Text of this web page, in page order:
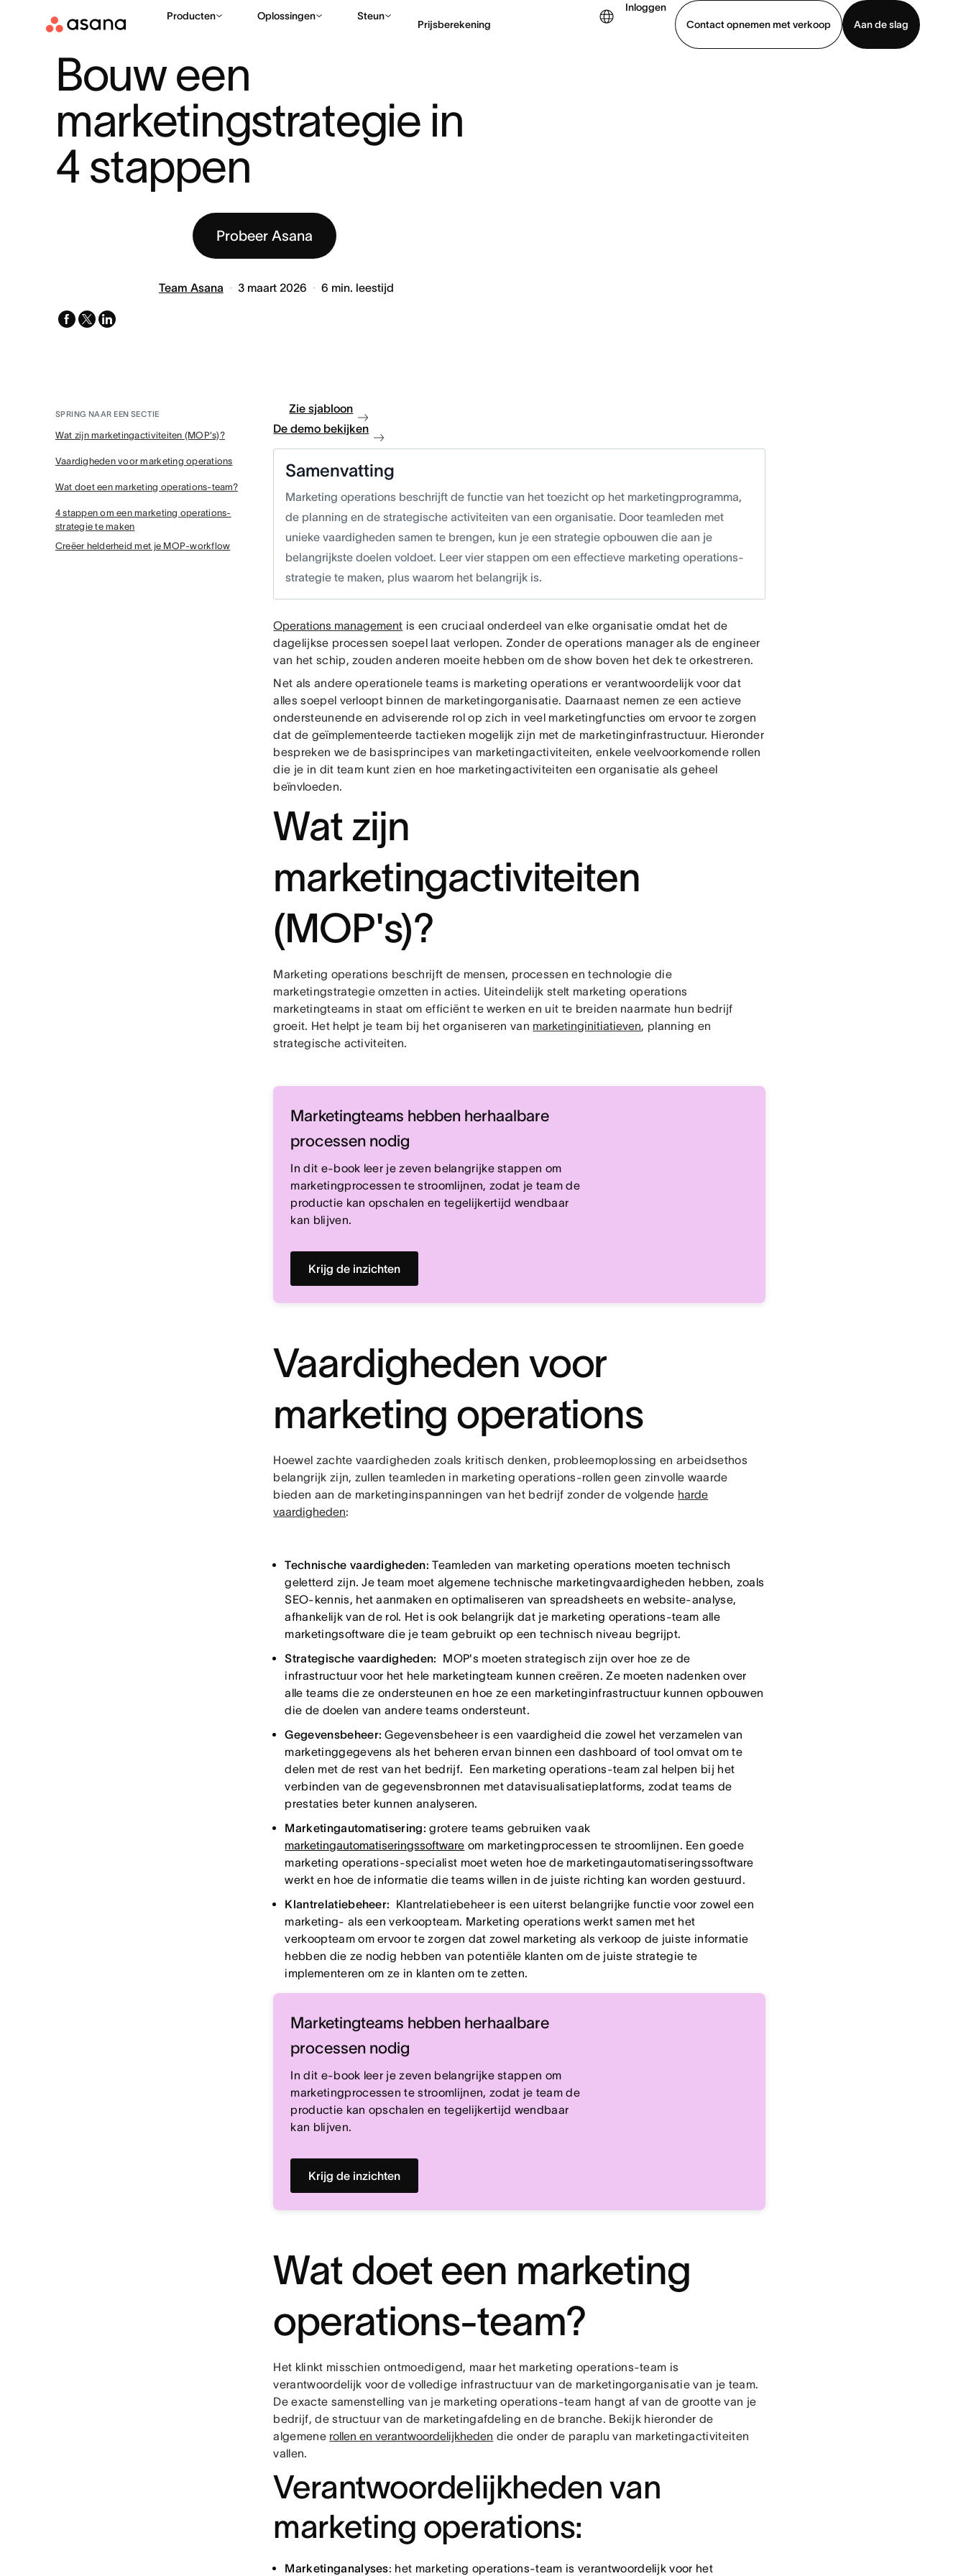
Producten Oplossingen Steun
Prijsberekening
Inloggen
Contact opnemen met verkoop
Aan de slag
Bouw een
marketingstrategie in
4 stappen
Probeer Asana
Team Asana 3 maart 2026 6 min. leestijd
facebook
x-
linkedin
SPRING NAAR EEN SECTIE
Wat zijn marketingactiviteiten (MOP's)?
Vaardigheden voor marketing operations
Wat doet een marketing operations-team?
4 stappen om een marketing operations-
strategie te maken
Creëer helderheid met je MOP-workflow
Zie sjabloon
De demo bekijken
Samenvatting
Marketing operations beschrijft de functie van het toezicht op het marketingprogramma,
de planning en de strategische activiteiten van een organisatie. Door teamleden met
unieke vaardigheden samen te brengen, kun je een strategie opbouwen die aan je
belangrijkste doelen voldoet. Leer vier stappen om een effectieve marketing operations-
strategie te maken, plus waarom het belangrijk is.
Operations management is een cruciaal onderdeel van elke organisatie omdat het de
dagelijkse processen soepel laat verlopen. Zonder de operations manager als de engineer
van het schip, zouden anderen moeite hebben om de show boven het dek te orkestreren.
Net als andere operationele teams is marketing operations er verantwoordelijk voor dat
alles soepel verloopt binnen de marketingorganisatie. Daarnaast nemen ze een actieve
ondersteunende en adviserende rol op zich in veel marketingfuncties om ervoor te zorgen
dat de geïmplementeerde tactieken mogelijk zijn met de marketinginfrastructuur. Hieronder
bespreken we de basisprincipes van marketingactiviteiten, enkele veelvoorkomende rollen
die je in dit team kunt zien en hoe marketingactiviteiten een organisatie als geheel
beïnvloeden.
Wat zijn
marketingactiviteiten
(MOP's)?
Marketing operations beschrijft de mensen, processen en technologie die
marketingstrategie omzetten in acties. Uiteindelijk stelt marketing operations
marketingteams in staat om efficiënt te werken en uit te breiden naarmate hun bedrijf
groeit. Het helpt je team bij het organiseren van marketinginitiatieven, planning en
strategische activiteiten.
Marketingteams hebben herhaalbare
processen nodig
In dit e-book leer je zeven belangrijke stappen om
marketingprocessen te stroomlijnen, zodat je team de
productie kan opschalen en tegelijkertijd wendbaar
kan blijven.
Krijg de inzichten
Vaardigheden voor
marketing operations
Hoewel zachte vaardigheden zoals kritisch denken, probleemoplossing en arbeidsethos
belangrijk zijn, zullen teamleden in marketing operations-rollen geen zinvolle waarde
bieden aan de marketinginspanningen van het bedrijf zonder de volgende harde
vaardigheden:
Technische vaardigheden:Teamleden van marketing operations moeten technisch
geletterd zijn. Je team moet algemene technische marketingvaardigheden hebben, zoals
SEO-kennis, het aanmaken en optimaliseren van spreadsheets en website-analyse,
afhankelijk van de rol. Het is ook belangrijk dat je marketing operations-team alle
marketingsoftware die je team gebruikt op een technisch niveau begrijpt.
Strategische vaardigheden:
MOP's moeten strategisch zijn over hoe ze de
infrastructuur voor het hele marketingteam kunnen creëren. Ze moeten nadenken over
alle teams die ze ondersteunen en hoe ze een marketinginfrastructuur kunnen opbouwen
die de doelen van andere teams ondersteunt.
Gegevensbeheer:Gegevensbeheer is een vaardigheid die zowel het verzamelen van
marketinggegevens als het beheren ervan binnen een dashboard of tool omvat om te
delen met de rest van het bedrijf. Een marketing operations-team zal helpen bij het
verbinden van de gegevensbronnen met datavisualisatieplatforms, zodat teams de
prestaties beter kunnen analyseren.
Marketingautomatisering: grotere teams gebruiken vaak
marketingautomatiseringssoftware om marketingprocessen te stroomlijnen. Een goede
marketing operations-specialist moet weten hoe de marketingautomatiseringssoftware
werkt en hoe de informatie die teams willen in de juiste richting kan worden gestuurd.
Klantrelatiebeheer:
Klantrelatiebeheer is een uiterst belangrijke functie voor zowel een
marketing- als een verkoopteam. Marketing operations werkt samen met het
verkoopteam om ervoor te zorgen dat zowel marketing als verkoop de juiste informatie
hebben die ze nodig hebben van potentiële klanten om de juiste strategie te
implementeren om ze in klanten om te zetten.
Marketingteams hebben herhaalbare
processen nodig
In dit e-book leer je zeven belangrijke stappen om
marketingprocessen te stroomlijnen, zodat je team de
productie kan opschalen en tegelijkertijd wendbaar
kan blijven.
Krijg de inzichten
Wat doet een marketing
operations-team?
Het klinkt misschien ontmoedigend, maar het marketing operations-team is
verantwoordelijk voor de volledige infrastructuur van de marketingorganisatie van je team.
De exacte samenstelling van je marketing operations-team hangt af van de grootte van je
bedrijf, de structuur van de marketingafdeling en de branche. Bekijk hieronder de
algemene rollen en verantwoordelijkheden die onder de paraplu van marketingactiviteiten
vallen.
Verantwoordelijkheden van
marketing operations:
Marketinganalyses: het marketing operations-team is verantwoordelijk voor het